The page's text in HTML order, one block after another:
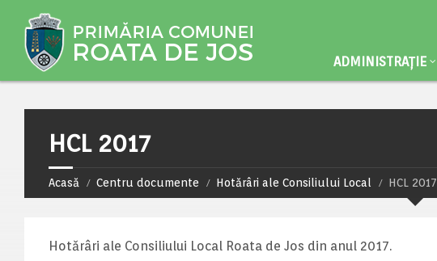
ADMINISTRAȚIE
HCL 2017
Acasă Centru documente Hotărâri ale Consiliului Local HCL 2017
Hotărâri ale Consiliului Local Roata de Jos din anul 2017.